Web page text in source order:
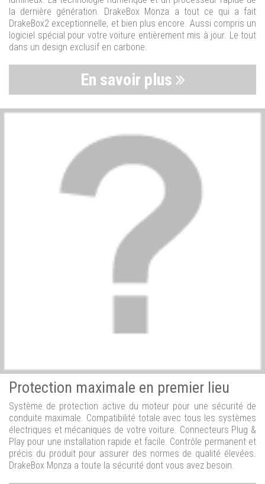
la dernière génération. DrakeBox Monza a tout ce qui a fait
DrakeBox2 exceptionnelle, et bien plus encore. Aussi compris un
logiciel spécial pour votre voiture entièrement mis à jour. Le tout
dans un design exclusif en carbone.
En savoir plus
Protection maximale en premier lieu
Système de protection active du moteur pour une sécurité de
conduite maximale. Compatibilité totale avec tous les systèmes
électriques et mécaniques de votre voiture. Connecteurs Plug &
Play pour une installation rapide et facile. Contrôle permanent et
précis du produit pour assurer des normes de qualité élevées.
DrakeBox Monza a toute la sécurité dont vous avez besoin.